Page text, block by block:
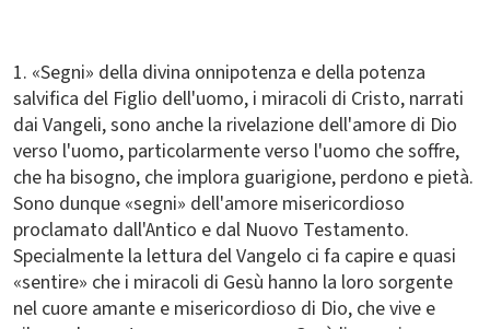
1. «Segni» della divina onnipotenza e della potenza
salvifica del Figlio dell'uomo, i miracoli di Cristo, narrati
dai Vangeli, sono anche la rivelazione dell'amore di Dio
verso l'uomo, particolarmente verso l'uomo che soffre,
che ha bisogno, che implora guarigione, perdono e pietà.
Sono dunque «segni» dell'amore misericordioso
proclamato dall'Antico e dal Nuovo Testamento.
Specialmente la lettura del Vangelo ci fa capire e quasi
«sentire» che i miracoli di Gesù hanno la loro sorgente
nel cuore amante e misericordioso di Dio, che vive e